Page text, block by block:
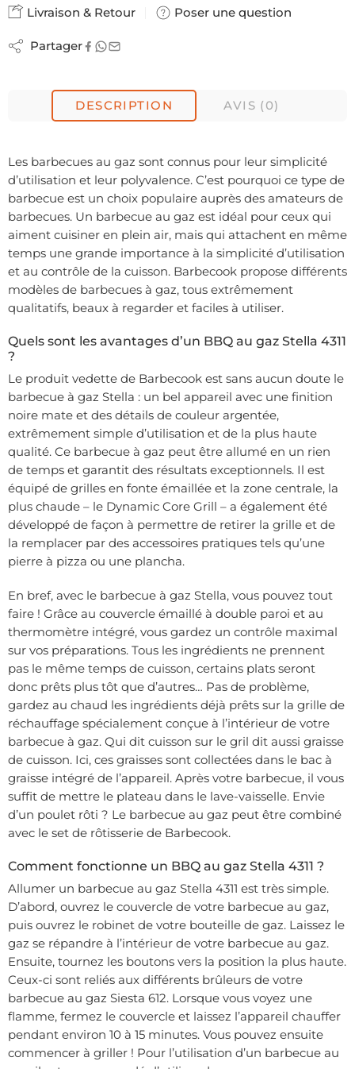
Livraison & Retour Poser une question
Partager
DESCRIPTION AVIS (0)
Les barbecues au gaz sont connus pour leur simplicité
d’utilisation et leur polyvalence. C’est pourquoi ce type de
barbecue est un choix populaire auprès des amateurs de
barbecues. Un barbecue au gaz est idéal pour ceux qui
aiment cuisiner en plein air, mais qui attachent en même
temps une grande importance à la simplicité d’utilisation
et au contrôle de la cuisson. Barbecook propose différents
modèles de barbecues à gaz, tous extrêmement
qualitatifs, beaux à regarder et faciles à utiliser.
Quels sont les avantages d’un BBQ au gaz Stella 4311
?
Le produit vedette de Barbecook est sans aucun doute le
barbecue à gaz Stella : un bel appareil avec une finition
noire mate et des détails de couleur argentée,
extrêmement simple d’utilisation et de la plus haute
qualité. Ce barbecue à gaz peut être allumé en un rien
de temps et garantit des résultats exceptionnels. Il est
équipé de grilles en fonte émaillée et la zone centrale, la
plus chaude – le Dynamic Core Grill – a également été
développé de façon à permettre de retirer la grille et de
la remplacer par des accessoires pratiques tels qu’une
pierre à pizza ou une plancha.
En bref, avec le barbecue à gaz Stella, vous pouvez tout
faire ! Grâce au couvercle émaillé à double paroi et au
thermomètre intégré, vous gardez un contrôle maximal
sur vos préparations. Tous les ingrédients ne prennent
pas le même temps de cuisson, certains plats seront
donc prêts plus tôt que d’autres… Pas de problème,
gardez au chaud les ingrédients déjà prêts sur la grille de
réchauffage spécialement conçue à l’intérieur de votre
barbecue à gaz. Qui dit cuisson sur le gril dit aussi graisse
de cuisson. Ici, ces graisses sont collectées dans le bac à
graisse intégré de l’appareil. Après votre barbecue, il vous
suffit de mettre le plateau dans le lave-vaisselle. Envie
d’un poulet rôti ? Le barbecue au gaz peut être combiné
avec le set de rôtisserie de Barbecook.
Comment fonctionne un BBQ au gaz Stella 4311 ?
Allumer un barbecue au gaz Stella 4311 est très simple.
D’abord, ouvrez le couvercle de votre barbecue au gaz,
puis ouvrez le robinet de votre bouteille de gaz. Laissez le
gaz se répandre à l’intérieur de votre barbecue au gaz.
Ensuite, tournez les boutons vers la position la plus haute.
Ceux-ci sont reliés aux différents brûleurs de votre
barbecue au gaz Siesta 612. Lorsque vous voyez une
flamme, fermez le couvercle et laissez l’appareil chauffer
pendant environ 10 à 15 minutes. Vous pouvez ensuite
commencer à griller ! Pour l’utilisation d’un barbecue au